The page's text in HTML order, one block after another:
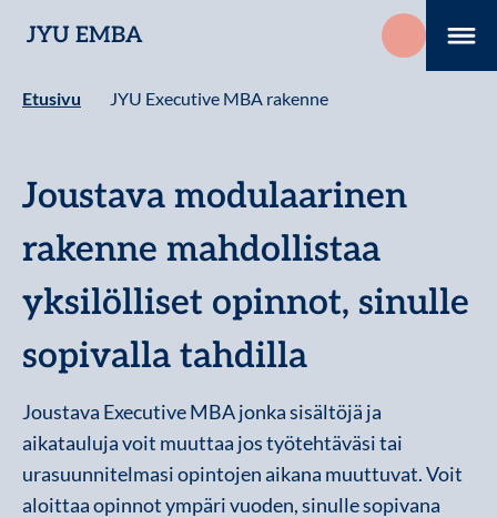
sisältöön
JYU EMBA
Etusivu JYU Executive MBA rakenne
Joustava modulaarinen
rakenne mahdollistaa
yksilölliset opinnot, sinulle
sopivalla tahdilla
Joustava Executive MBA jonka sisältöjä ja
aikatauluja voit muuttaa jos työtehtäväsi tai
urasuunnitelmasi opintojen aikana muuttuvat. Voit
aloittaa opinnot ympäri vuoden, sinulle sopivana